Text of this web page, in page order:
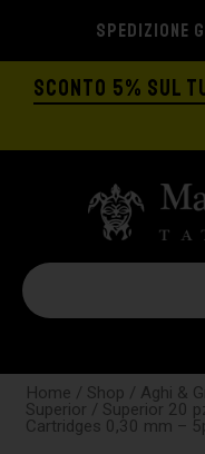
SPEDIZIONE
SCONTO 5% SUL
Home / Shop / Aghi &
Superior / Superior 20
Cartridges 0,30 mm –